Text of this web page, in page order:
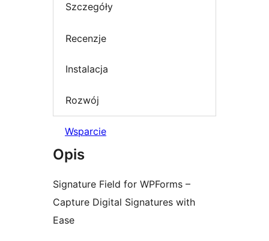
Szczegóły
Recenzje
Instalacja
Rozwój
Wsparcie
Opis
Signature Field for WPForms –
Capture Digital Signatures with
Ease